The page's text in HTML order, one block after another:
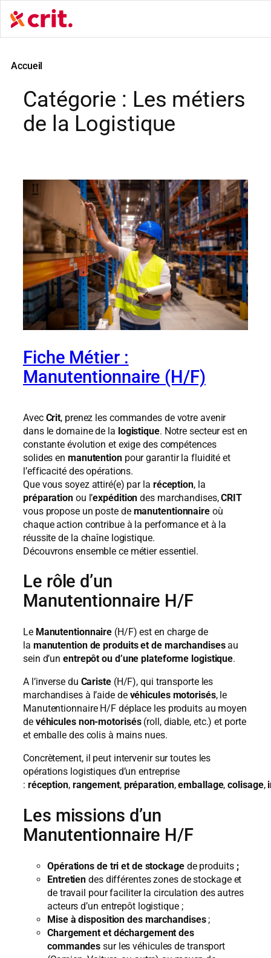
Aller
au
contenu
Accueil
Catégorie : Les métiers
de la Logistique
Fiche Métier :
Manutentionnaire (H/F)
Avec Crit, prenez les commandes de votre avenir
dans le domaine de la logistique. Notre secteur est en
constante évolution et exige des compétences
solides en manutentionpour garantir la fluidité et
l’efficacité des opérations.
Que vous soyez attiré(e) par la réception, la
préparationou l’expédition des marchandises,CRIT
vous propose un poste de manutentionnaireoù
chaque action contribue à la performance et à la
réussite de la chaîne logistique.
Découvrons ensemble ce métier essentiel.
Le rôle d’un
Manutentionnaire H/F
Le Manutentionnaire (H/F) est en charge de
la manutention de produits et de marchandisesau
sein d’unentrepôt ou d’une plateforme logistique.
A l’inverse du Cariste(H/F), qui transporte les
marchandises à l’aide de véhicules motorisés, le
Manutentionnaire H/F déplace les produits au moyen
de véhicules non-motorisés(roll, diable, etc.) et porte
et emballe des colis à mains nues.
Concrètement, il peut intervenir sur toutes les
opérations logistiques d’un entreprise
: réception, rangement, préparation,emballage,colisage,
Les missions d’un
Manutentionnaire H/F
Opérations de tri et de stockagede produits;
Entretien des différentes zones de stockage et
de travail pour faciliter la circulation des autres
acteurs d’un entrepôt logistique ;
Mise à disposition des marchandises;
Chargement et déchargement des
commandes sur les véhicules de transport